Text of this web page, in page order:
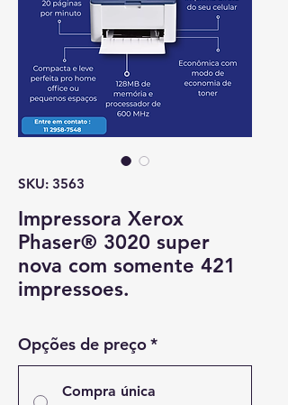
SKU: 3563
Impressora Xerox
Phaser® 3020 super
nova com somente 421
impressoes.
Opções de preço*
Compra única